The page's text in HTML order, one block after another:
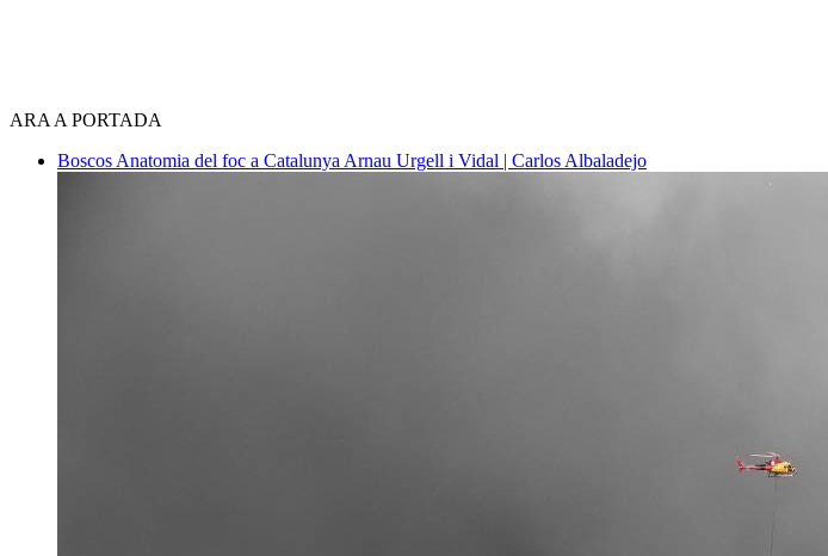
ARA A PORTADA
Boscos Anatomia del foc a Catalunya Arnau Urgell i Vidal | Carlos Albaladejo